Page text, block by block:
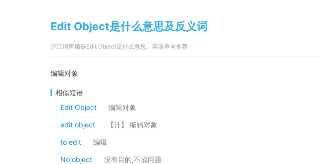
Edit Object是什么意思及反义词
沪江词库精选Edit Object是什么意思、英语单词推荐
编辑对象
相似短语
Edit Object
编辑对象
edit object 【计】 编辑对象
to edit 编辑
No object 没有目的,不成问题